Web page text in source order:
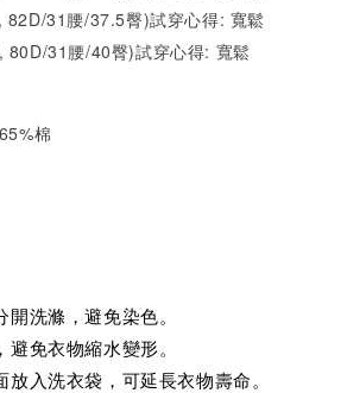
31腰/37.5臀)試穿心得: 寬鬆
31腰/40臀)試穿心得: 寬鬆
棉
洗滌，避免染色。
免衣物縮水變形。
入洗衣袋，可延長衣物壽命。